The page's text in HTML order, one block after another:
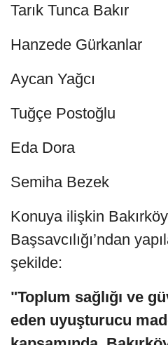
Tarık Tunca Bakır
Hanzede Gürkanlar
Aycan Yağcı
Tuğçe Postoğlu
Eda Dora
Semiha Bezek
Konuya ilişkin
Başsavcılığı’ndan
şekilde:
"Toplum sağlığı ve
eden uyuşturucu